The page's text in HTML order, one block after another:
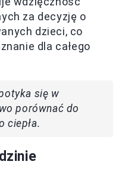
za decyzję o
dzieci, co
dla całego
się w
porównać do
ciepła.